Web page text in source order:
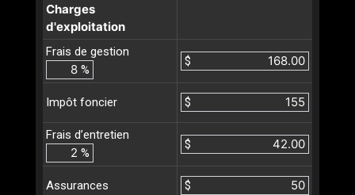
Charges
d'exploitation
Frais de gestion
%
$
Impôt foncier $
Frais d’entretien
%
$
Assurances $